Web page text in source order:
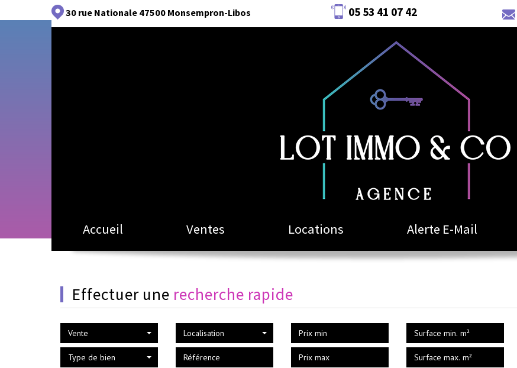
30 rue Nationale 47500 Monsempron-Libos 05 53 41 07 42
Accueil Ventes Locations Alerte E-Mail
effectuer une recherche rapide
Vente
Type de bien
Localisation